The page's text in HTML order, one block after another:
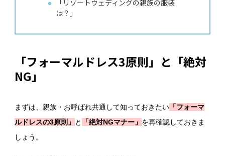
「リゾートウェディングの親族の服装
は？」
「フォーマルドレス3原則」と「絶対
NG」
まずは、親族・お呼ばれ共通して知っておきたい「フォーマ
ルドレスの3原則」 と 「絶対NGマナー」 を再確認しておきま
しょう。